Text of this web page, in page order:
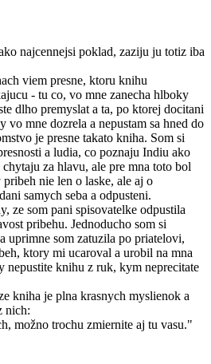
najcennejsi poklad, zaziju ju totiz iba
viem presne, ktoru knihu
- tu co, vo mne zanecha hlboky
dlho premyslat a ta, po ktorej docitani
vo mne dozrela a nepustam sa hned do
je presne takato kniha. Som si
a ludia, co poznaju Indiu ako
za hlavu, ale pre mna toto bol
nie len o laske, ale aj o
samych seba a odpusteni.
ze som pani spisovatelke odpustila
pribehu. Jednoducho som si
uprimne som zatuzila po priatelovi,
ktory mi ucaroval a urobil na mna
nepustite knihu z ruk, kym neprecitate
kniha je plna krasnych myslienok a
nich:
možno trochu zmiernite aj tu vasu."